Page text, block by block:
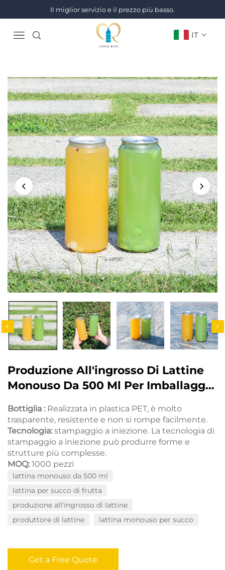
Il miglior servizio e il prezzo più basso.
IT
Produzione All'ingrosso Di Lattine
Monouso Da 500 Ml Per Imballaggio
Produttori
Bottiglia : Realizzata in plastica PET, è molto
trasparente, resistente e non si rompe facilmente.
Tecnologia: stampaggio a iniezione. La tecnologia di
stampaggio a iniezione può produrre forme e
strutture più complesse.
MOQ: 1000 pezzi
lattina monouso da 500 ml
lattina per succo di frutta
produzione all'ingrosso di lattine
produttore di lattine
lattina monouso per succo
Get a Free Quote